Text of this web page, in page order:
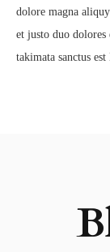
dolore magna
et justo duo dolores
takimata sanctus